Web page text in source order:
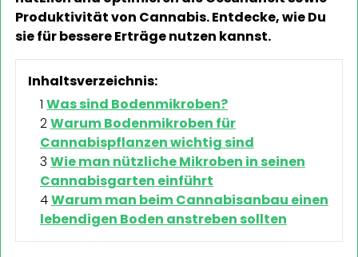
Produktivität von Cannabis. Entdecke, wie Du
sie für bessere Erträge nutzen kannst.
Inhaltsverzeichnis:
Was sind Bodenmikroben?
Warum Bodenmikroben für
Cannabispflanzen wichtig sind
Wie man nützliche Mikroben in seinen
Cannabisgarten einführt
Warum man beim Cannabisanbau einen
lebendigen Boden anstreben sollten